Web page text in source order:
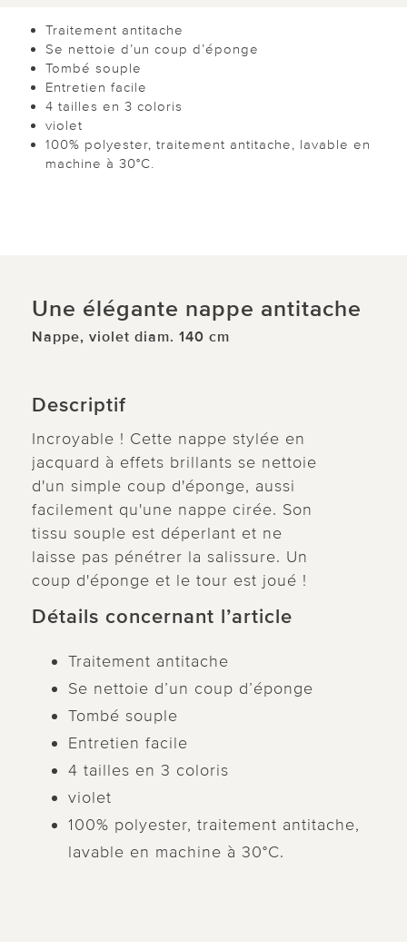
Traitement antitache
Se nettoie d’un coup d’éponge
Tombé souple
Entretien facile
4 tailles en 3 coloris
violet
100% polyester, traitement antitache, lavable en
machine à 30°C.
Une élégante nappe antitache
Nappe, violet diam. 140 cm
Descriptif
Incroyable ! Cette nappe stylée en
jacquard à effets brillants se nettoie
d'un simple coup d'éponge, aussi
facilement qu'une nappe cirée. Son
tissu souple est déperlant et ne
laisse pas pénétrer la salissure. Un
coup d'éponge et le tour est joué !
Détails concernant l’article
Traitement antitache
Se nettoie d’un coup d’éponge
Tombé souple
Entretien facile
4 tailles en 3 coloris
violet
100% polyester, traitement antitache,
lavable en machine à 30°C.